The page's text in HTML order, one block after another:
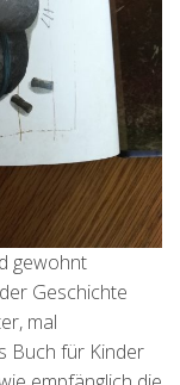
gewohnt
Geschichte
mal
Buch für Kinder